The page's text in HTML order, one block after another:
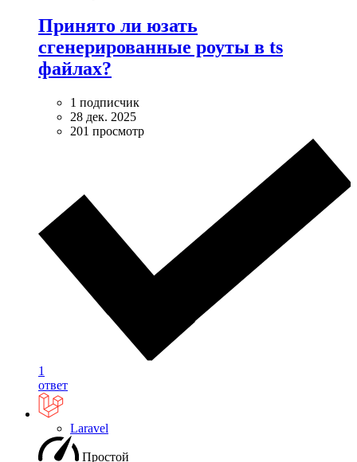
Принято ли юзать
сгенерированные роуты в ts
файлах?
1 подписчик
28 дек. 2025
201 просмотр
1
ответ
Laravel
Простой